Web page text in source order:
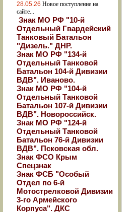
28.05.26 Новое поступление на
сайте...
Знак МО РФ "10-й
Отдельный Гвардейский
Танковый Батальон
"Дизель." ДНР.
Знак МО РФ "134-й
Отдельный Танковой
Батальон 104-й Дивизии
ВДВ". Иваново.
Знак МО РФ "104-й
Отдельный Танковой
Батальон 107-й Дивизии
ВДВ". Новороссийск.
Знак МО РФ "124-й
Отдельный Танковой
Батальон 76-й Дивизии
ВДВ". Псковская обл.
Знак ФСО Крым
Спецзнак
Знак ФСБ "Особый
Отдел по 6-й
Мотострелковой Дивизии
3-го Армейского
Корпуса". ДКС